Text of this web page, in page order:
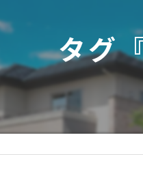
タグ